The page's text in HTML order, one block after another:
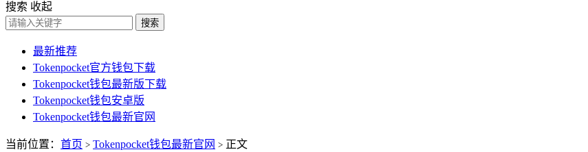
搜索 收起
搜索
最新推荐
Tokenpocket官方钱包下载
Tokenpocket钱包最新版下载
Tokenpocket钱包安卓版
Tokenpocket钱包最新官网
当前位置： 首页 > Tokenpocket钱包最新官网 > 正文